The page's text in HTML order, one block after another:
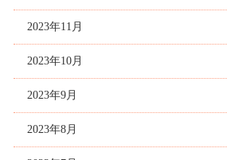
2023年11月
2023年10月
2023年9月
2023年8月